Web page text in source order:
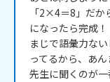
「2×4＝8」だか
になったら完成！
まじで語彙力な
ってるから、あ
先生に聞くのが